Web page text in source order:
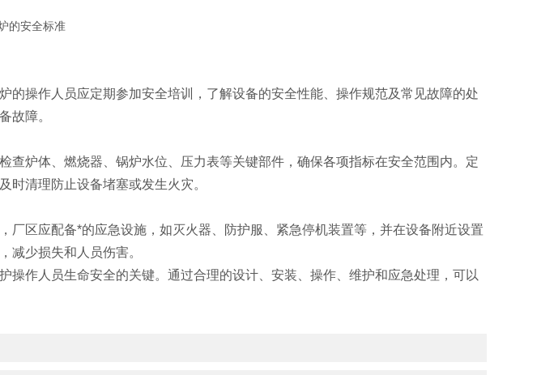
操作人员应定期参加安全培训，了解设备的安全性能、操作规范及常见故障的处
故障。
炉体、燃烧器、锅炉水位、压力表等关键部件，确保各项指标在安全范围内。定
时清理防止设备堵塞或发生火灾。
区应配备*的应急设施，如灭火器、防护服、紧急停机装置等，并在设备附近设置
减少损失和人员伤害。
作人员生命安全的关键。通过合理的设计、安装、操作、维护和应急处理，可以